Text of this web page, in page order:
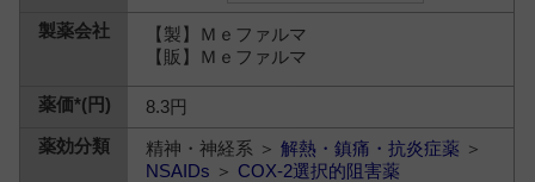
【製】Ｍｅファルマ
【販】Ｍｅファルマ
8.3円
精神・神経系 ＞解熱・鎮痛・抗炎症薬 ＞
NSAIDs ＞ COX-2選択的阻害薬